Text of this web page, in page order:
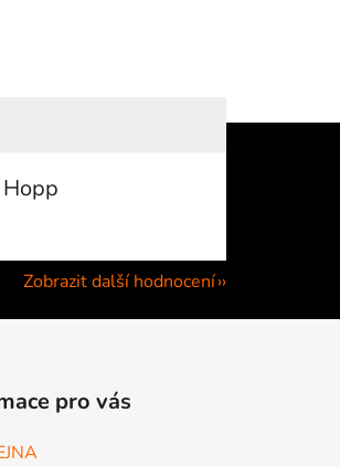
obchodu je 5 z 5 hvězdiček.
Zobrazit další hodnocení
pro vás